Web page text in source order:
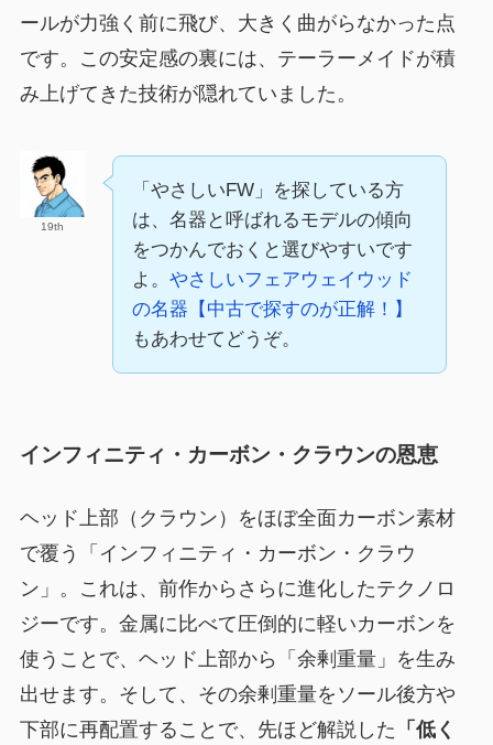
ールが力強く前に飛び、大きく曲がらなかった点
です。この安定感の裏には、テーラーメイドが積
み上げてきた技術が隠れていました。
19th
「やさしいFW」を探している方
は、名器と呼ばれるモデルの傾向
をつかんでおくと選びやすいです
よ。 やさしいフェアウェイウッド
の名器【中古で探すのが正解！】
もあわせてどうぞ。
インフィニティ・カーボン・クラウンの恩恵
ヘッド上部（クラウン）をほぼ全面カーボン素材
で覆う「インフィニティ・カーボン・クラウ
ン」。これは、前作からさらに進化したテクノロ
ジーです。金属に比べて圧倒的に軽いカーボンを
使うことで、ヘッド上部から「余剰重量」を生み
出せます。そして、その余剰重量をソール後方や
下部に再配置することで、先ほど解説した 「低く